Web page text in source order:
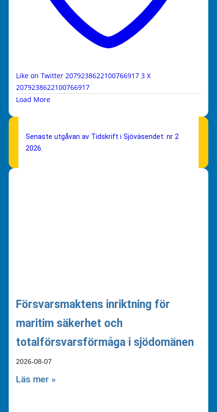
Like on Twitter 2079238622100766917 3 X
2079238622100766917
Load More
Senaste utgåvan av Tidskrift i Sjöväsendet: nr 2
2026.
Försvarsmaktens inriktning för
maritim säkerhet och
totalförsvarsförmåga i sjödomänen
2026-08-07
Läs mer »